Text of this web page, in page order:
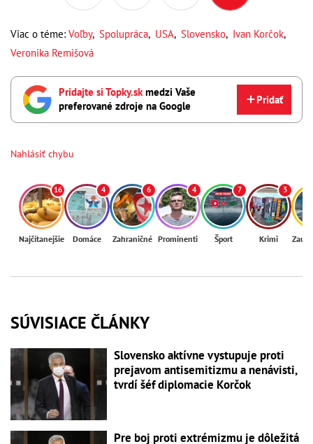
Viac o téme: Voľby, Spolupráca, USA, Slovensko, Ivan Korčok,
Veronika Remišová
Pridajte si Topky.skmedzi Vaše
preferované zdroje na Google
Pridať
Nahlásiť chybu
16
Najčítanejšie
4
Domáce
6
Zahraničné
4
Prominenti
7
Šport
3
Krimi
SÚVISIACE ČLÁNKY
Slovensko aktívne vystupuje proti
prejavom antisemitizmu a nenávisti,
tvrdí šéf diplomacie Korčok
Pre boj proti extrémizmu je dôležitá